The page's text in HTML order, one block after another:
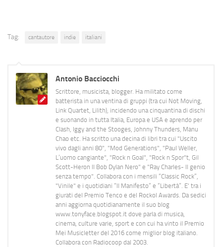
Tag: cantautore indie italiani
Antonio Bacciocchi
Scrittore, musicista, blogger. Ha militato come
batterista in una ventina di gruppi (tra cui Not Moving,
Link Quartet, Lilith), incidendo una cinquantina di dischi
e suonando in tutta Italia, Europa e USA e aprendo per
Clash, Iggy and the Stooges, Johnny Thunders, Manu
Chao etc. Ha scritto una decina di libri tra cui "Uscito
vivo dagli anni 80", "Mod Generations", "Paul Weller,
L’uomo cangiante", "Rock n Goal", "Rock n Spor"t, Gil
Scott-Heron Il Bob Dylan Nero" e "Ray Charles- Il genio
senza tempo". Collabora con i mensili “Classic Rock”,
"Vinile" e i quotidiani “Il Manifesto” e “Libertà”. E' tra i
giurati del Premio Tenco e del Rockol Awards. Da sedici
anni aggiorna quotidianamente il suo blog
www.tonyface.blogspot.it dove parla di musica,
cinema, culture varie, sport e con cui ha vinto il Premio
Mei Musicletter del 2016 come miglior blog italiano.
Collabora con Radiocoop dal 2003.